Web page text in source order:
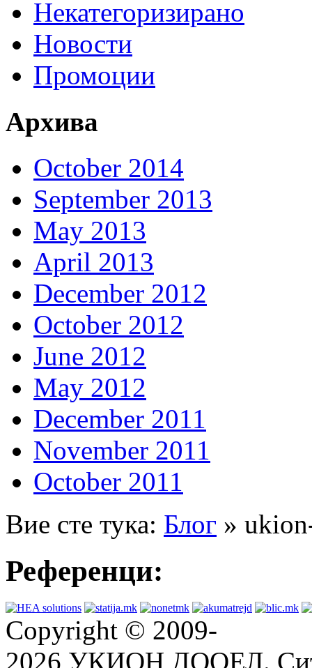
Некатегоризирано
Новости
Промоции
Архива
October 2014
September 2013
May 2013
April 2013
December 2012
October 2012
June 2012
May 2012
December 2011
November 2011
October 2011
Вие сте тука: Блог »
Референци:
Copyright © 2009-
2026 УКИОН ДООЕЛ.